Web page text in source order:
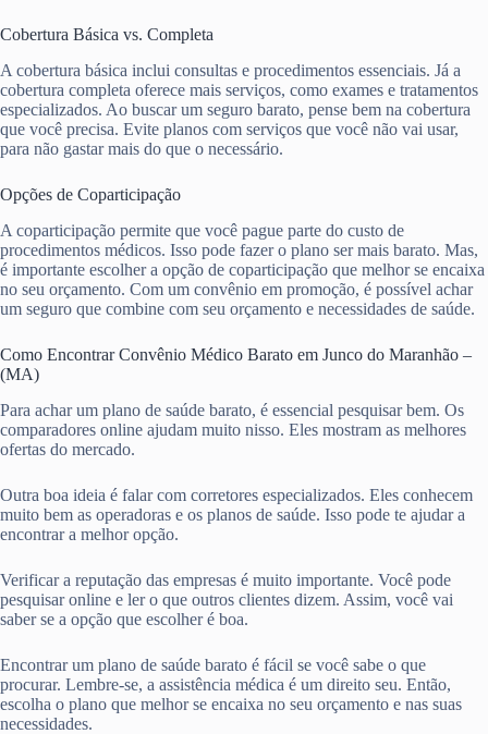
Cobertura Básica vs. Completa
A cobertura básica inclui consultas e procedimentos essenciais. Já a
cobertura completa oferece mais serviços, como exames e tratamentos
especializados. Ao buscar um seguro barato, pense bem na cobertura
que você precisa. Evite planos com serviços que você não vai usar,
para não gastar mais do que o necessário.
Opções de Coparticipação
A coparticipação permite que você pague parte do custo de
procedimentos médicos. Isso pode fazer o plano ser mais barato. Mas,
é importante escolher a opção de coparticipação que melhor se encaixa
no seu orçamento. Com um convênio em promoção, é possível achar
um seguro que combine com seu orçamento e necessidades de saúde.
Como Encontrar Convênio Médico Barato em Junco do Maranhão –
(MA)
Para achar um plano de saúde barato, é essencial pesquisar bem. Os
comparadores online ajudam muito nisso. Eles mostram as melhores
ofertas do mercado.
Outra boa ideia é falar com corretores especializados. Eles conhecem
muito bem as operadoras e os planos de saúde. Isso pode te ajudar a
encontrar a melhor opção.
Verificar a reputação das empresas é muito importante. Você pode
pesquisar online e ler o que outros clientes dizem. Assim, você vai
saber se a opção que escolher é boa.
Encontrar um plano de saúde barato é fácil se você sabe o que
procurar. Lembre-se, a assistência médica é um direito seu. Então,
escolha o plano que melhor se encaixa no seu orçamento e nas suas
necessidades.